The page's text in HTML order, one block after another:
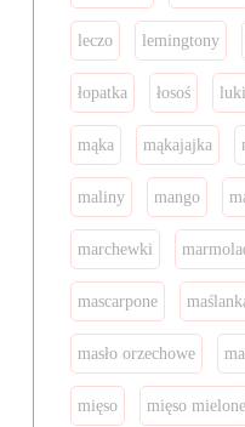
leczo lemingtony
łopatka łosoś
mąka mąkajajka
maliny mango
marchewki
mascarpone
masło orzechowe
mięso mięso mielone